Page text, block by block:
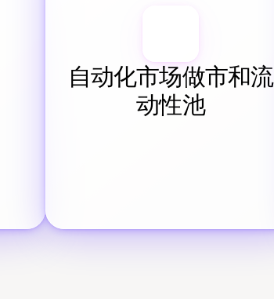
自动化市场做市和流
动性池